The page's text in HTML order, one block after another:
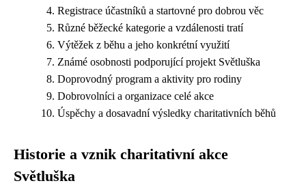
Registrace účastníků a startovné pro dobrou věc
Různé běžecké kategorie a vzdálenosti tratí
Výtěžek z běhu a jeho konkrétní využití
Známé osobnosti podporující projekt Světluška
Doprovodný program a aktivity pro rodiny
Dobrovolníci a organizace celé akce
Úspěchy a dosavadní výsledky charitativních běhů
Historie a vznik charitativní akce
Světluška